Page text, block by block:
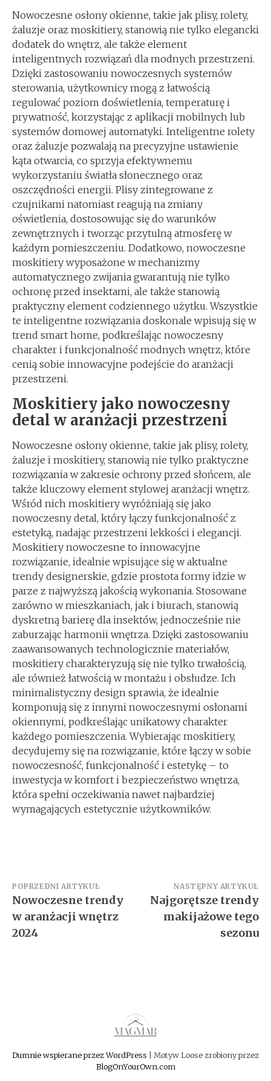
Nowoczesne osłony okienne, takie jak plisy, rolety,
żaluzje oraz moskitiery, stanowią nie tylko elegancki
dodatek do wnętrz, ale także element
inteligentnych rozwiązań dla modnych przestrzeni.
Dzięki zastosowaniu nowoczesnych systemów
sterowania, użytkownicy mogą z łatwością
regulować poziom doświetlenia, temperaturę i
prywatność, korzystając z aplikacji mobilnych lub
systemów domowej automatyki. Inteligentne rolety
oraz żaluzje pozwalają na precyzyjne ustawienie
kąta otwarcia, co sprzyja efektywnemu
wykorzystaniu światła słonecznego oraz
oszczędności energii. Plisy zintegrowane z
czujnikami natomiast reagują na zmiany
oświetlenia, dostosowując się do warunków
zewnętrznych i tworząc przytulną atmosferę w
każdym pomieszczeniu. Dodatkowo, nowoczesne
moskitiery wyposażone w mechanizmy
automatycznego zwijania gwarantują nie tylko
ochronę przed insektami, ale także stanowią
praktyczny element codziennego użytku. Wszystkie
te inteligentne rozwiązania doskonale wpisują się w
trend smart home, podkreślając nowoczesny
charakter i funkcjonalność modnych wnętrz, które
cenią sobie innowacyjne podejście do aranżacji
przestrzeni.
Moskitiery jako nowoczesny
detal w aranżacji przestrzeni
Nowoczesne osłony okienne, takie jak plisy, rolety,
żaluzje i moskitiery, stanowią nie tylko praktyczne
rozwiązania w zakresie ochrony przed słońcem, ale
także kluczowy element stylowej aranżacji wnętrz.
Wśród nich moskitiery wyróżniają się jako
nowoczesny detal, który łączy funkcjonalność z
estetyką, nadając przestrzeni lekkości i elegancji.
Moskitiery nowoczesne to innowacyjne
rozwiązanie, idealnie wpisujące się w aktualne
trendy designerskie, gdzie prostota formy idzie w
parze z najwyższą jakością wykonania. Stosowane
zarówno w mieszkaniach, jak i biurach, stanowią
dyskretną barierę dla insektów, jednocześnie nie
zaburzając harmonii wnętrza. Dzięki zastosowaniu
zaawansowanych technologicznie materiałów,
moskitiery charakteryzują się nie tylko trwałością,
ale również łatwością w montażu i obsłudze. Ich
minimalistyczny design sprawia, że idealnie
komponują się z innymi nowoczesnymi osłonami
okiennymi, podkreślając unikatowy charakter
każdego pomieszczenia. Wybierając moskitiery,
decydujemy się na rozwiązanie, które łączy w sobie
nowoczesność, funkcjonalność i estetykę – to
inwestycja w komfort i bezpieczeństwo wnętrza,
która spełni oczekiwania nawet najbardziej
wymagających estetycznie użytkowników.
Nawigacja
wpisu
POPRZEDNI ARTYKUŁ
Nowoczesne trendy
w aranżacji wnętrz
2024
NASTĘPNY ARTYKUŁ
Najgorętsze trendy
makijażowe tego
sezonu
Dumnie wspierane przez WordPress
Motyw Loose zrobiony przez
BlogOnYourOwn.com